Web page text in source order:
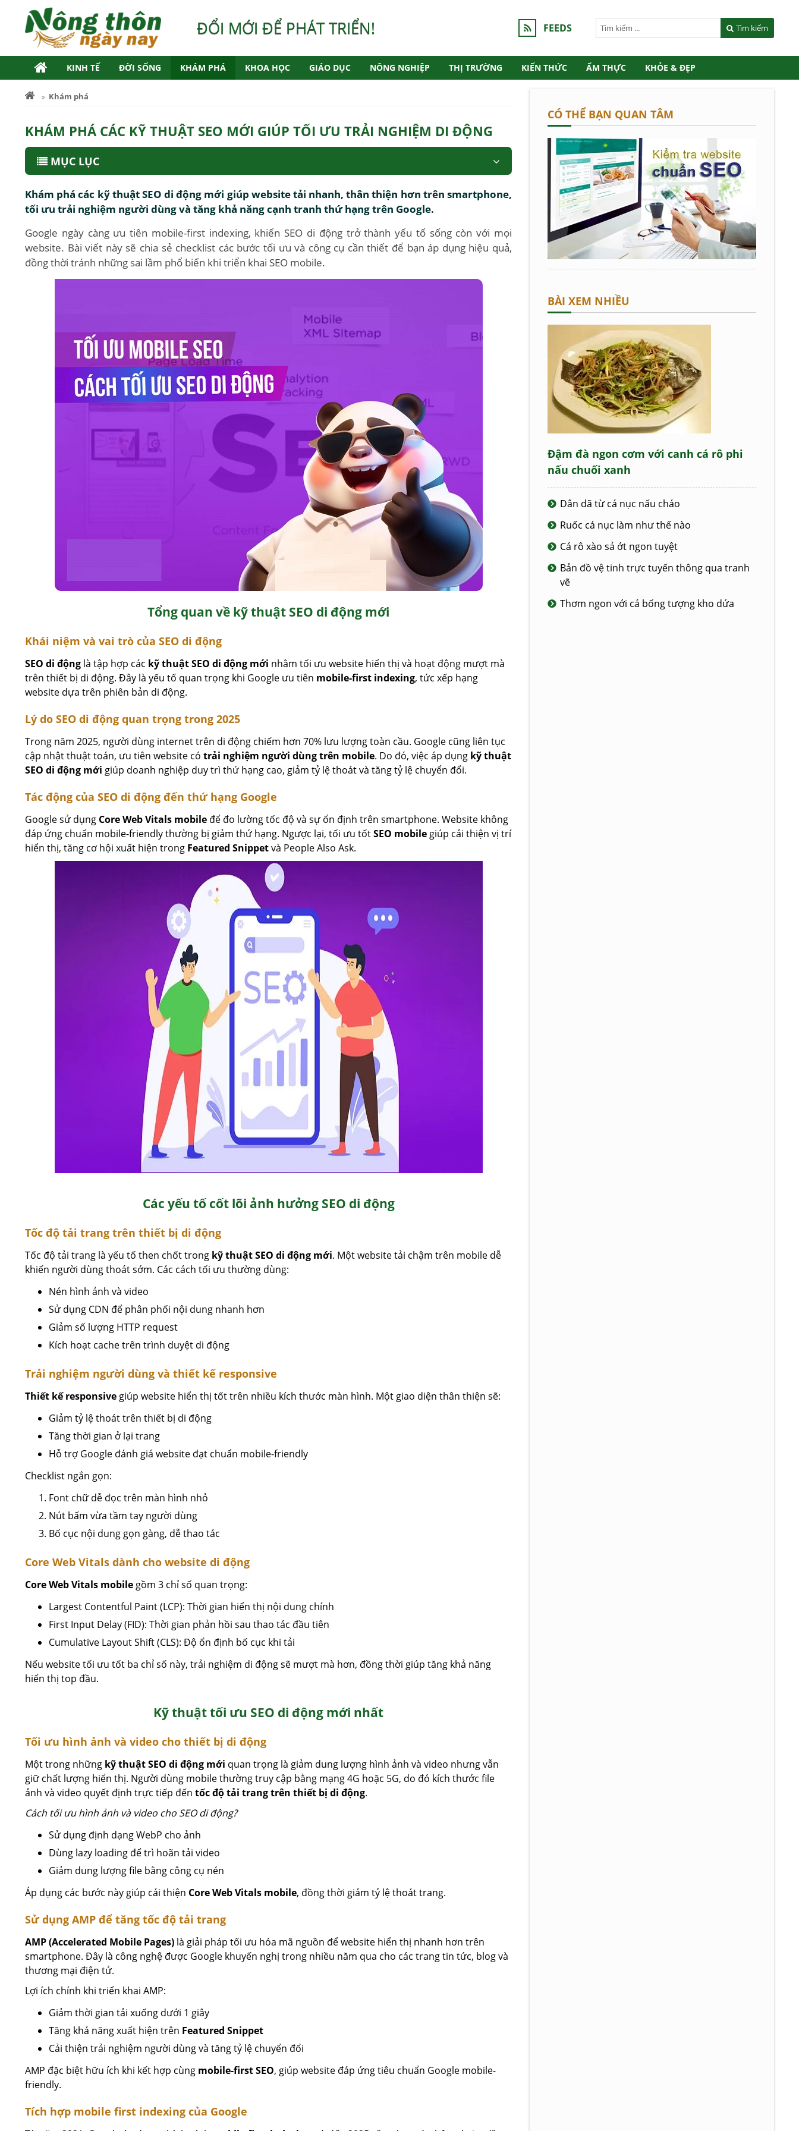
ĐỔI MỚI ĐỂ PHÁT TRIỂN! FEEDS Tìm kiếm
KINH TẾ ĐỜI SỐNG KHÁM PHÁ KHOA HỌC GIÁO DỤC NÔNG NGHIỆP THỊ TRƯỜNG KIẾN THỨC ẨM THỰC KHỎE & ĐẸP
Khám phá
KHÁM PHÁ CÁC KỸ THUẬT SEO MỚI GIÚP TỐI ƯU TRẢI NGHIỆM DI ĐỘNG
MỤC LỤC
Khám phá các kỹ thuật SEO di động mới giúp website tải nhanh, thân thiện hơn trên smartphone,
tối ưu trải nghiệm người dùng và tăng khả năng cạnh tranh thứ hạng trên Google.
Google ngày càng ưu tiên mobile-first indexing, khiến SEO di động trở thành yếu tố sống còn với mọi
website. Bài viết này sẽ chia sẻ checklist các bước tối ưu và công cụ cần thiết để bạn áp dụng hiệu quả,
đồng thời tránh những sai lầm phổ biến khi triển khai SEO mobile.
Tổng quan về kỹ thuật SEO di động mới
Khái niệm và vai trò của SEO di động
SEO di động là tập hợp các kỹ thuật SEO di động mới nhằm tối ưu website hiển thị và hoạt động mượt mà
trên thiết bị di động. Đây là yếu tố quan trọng khi Google ưu tiên mobile-first indexing, tức xếp hạng
website dựa trên phiên bản di động.
Lý do SEO di động quan trọng trong 2025
Trong năm 2025, người dùng internet trên di động chiếm hơn 70% lưu lượng toàn cầu. Google cũng liên tục
cập nhật thuật toán, ưu tiên website có trải nghiệm người dùng trên mobile. Do đó, việc áp dụng kỹ thuật
SEO di động mới giúp doanh nghiệp duy trì thứ hạng cao, giảm tỷ lệ thoát và tăng tỷ lệ chuyển đổi.
Tác động của SEO di động đến thứ hạng Google
Google sử dụng Core Web Vitals mobile để đo lường tốc độ và sự ổn định trên smartphone. Website không
đáp ứng chuẩn mobile-friendly thường bị giảm thứ hạng. Ngược lại, tối ưu tốtSEO mobile giúp cải thiện vị trí
hiển thị, tăng cơ hội xuất hiện trong Featured Snippetvà People Also Ask.
Các yếu tố cốt lõi ảnh hưởng SEO di động
Tốc độ tải trang trên thiết bị di động
Tốc độ tải trang là yếu tố then chốt trong kỹ thuật SEO di động mới. Một website tải chậm trên mobile dễ
khiến người dùng thoát sớm. Các cách tối ưu thường dùng:
Nén hình ảnh và video
Sử dụng CDN để phân phối nội dung nhanh hơn
Giảm số lượng HTTP request
Kích hoạt cache trên trình duyệt di động
Trải nghiệm người dùng và thiết kế responsive
Thiết kế responsive giúp website hiển thị tốt trên nhiều kích thước màn hình. Một giao diện thân thiện sẽ:
Giảm tỷ lệ thoát trên thiết bị di động
Tăng thời gian ở lại trang
Hỗ trợ Google đánh giá website đạt chuẩn mobile-friendly
Checklist ngắn gọn:
Font chữ dễ đọc trên màn hình nhỏ
Nút bấm vừa tầm tay người dùng
Bố cục nội dung gọn gàng, dễ thao tác
Core Web Vitals dành cho website di động
Core Web Vitals mobile gồm 3 chỉ số quan trọng:
Largest Contentful Paint (LCP): Thời gian hiển thị nội dung chính
First Input Delay (FID): Thời gian phản hồi sau thao tác đầu tiên
Cumulative Layout Shift (CLS): Độ ổn định bố cục khi tải
Nếu website tối ưu tốt ba chỉ số này, trải nghiệm di động sẽ mượt mà hơn, đồng thời giúp tăng khả năng
hiển thị top đầu.
Kỹ thuật tối ưu SEO di động mới nhất
Tối ưu hình ảnh và video cho thiết bị di động
Một trong những kỹ thuật SEO di động mới quan trọng là giảm dung lượng hình ảnh và video nhưng vẫn
giữ chất lượng hiển thị. Người dùng mobile thường truy cập bằng mạng 4G hoặc 5G, do đó kích thước file
ảnh và video quyết định trực tiếp đến tốc độ tải trang trên thiết bị di động.
Cách tối ưu hình ảnh và video cho SEO di động?
Sử dụng định dạng WebP cho ảnh
Dùng lazy loading để trì hoãn tải video
Giảm dung lượng file bằng công cụ nén
Áp dụng các bước này giúp cải thiện Core Web Vitals mobile, đồng thời giảm tỷ lệ thoát trang.
Sử dụng AMP để tăng tốc độ tải trang
AMP (Accelerated Mobile Pages) là giải pháp tối ưu hóa mã nguồn để website hiển thị nhanh hơn trên
smartphone. Đây là công nghệ được Google khuyến nghị trong nhiều năm qua cho các trang tin tức, blog và
thương mại điện tử.
Lợi ích chính khi triển khai AMP:
Giảm thời gian tải xuống dưới 1 giây
Tăng khả năng xuất hiện trên Featured Snippet
Cải thiện trải nghiệm người dùng và tăng tỷ lệ chuyển đổi
AMP đặc biệt hữu ích khi kết hợp cùng mobile-first SEO, giúp website đáp ứng tiêu chuẩn Google mobile-
friendly.
Tích hợp mobile first indexing của Google
CÓ THỂ BẠN QUAN TÂM
BÀI XEM NHIỀU
Đậm đà ngon cơm với canh cá rô phi
nấu chuối xanh
Dân dã từ cá nục nấu cháo
Ruốc cá nục làm như thế nào
Cá rô xào sả ớt ngon tuyệt
Bản đồ vệ tinh trực tuyến thông qua tranh
vẽ
Thơm ngon với cá bống tượng kho dứa